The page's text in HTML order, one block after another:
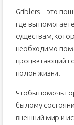
Griblers – это
где вы
существам,
необходимо
процветающий
полон жизни.
Чтобы помочь
былому
внешний мир и